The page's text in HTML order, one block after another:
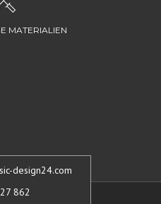
MATERIALIEN
design24.com
862